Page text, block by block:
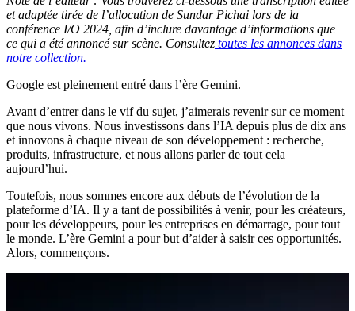
et adaptée tirée de l’allocution de Sundar Pichai lors de la
conférence I/O 2024, afin d’inclure davantage d’informations que
ce qui a été annoncé sur scène. Consultez toutes les annonces dans
notre collection.
Google est pleinement entré dans l’ère Gemini.
Avant d’entrer dans le vif du sujet, j’aimerais revenir sur ce moment
que nous vivons. Nous investissons dans l’IA depuis plus de dix ans
et innovons à chaque niveau de son développement : recherche,
produits, infrastructure, et nous allons parler de tout cela
aujourd’hui.
Toutefois, nous sommes encore aux débuts de l’évolution de la
plateforme d’IA. Il y a tant de possibilités à venir, pour les créateurs,
pour les développeurs, pour les entreprises en démarrage, pour tout
le monde. L’ère Gemini a pour but d’aider à saisir ces opportunités.
Alors, commençons.